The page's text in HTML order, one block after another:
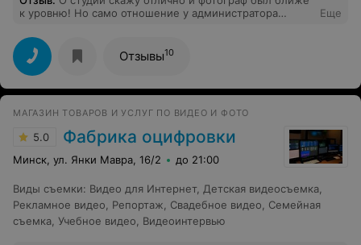
к уровню! Но само отношение у администратора
предупредили,что только 30 фото за час при
стоимости указанной это дорого,и сроки были 3
недели, выслали только через месяц покуда сами не
начали писать! Больше вряд ли обращусь!
Еще
Отзывы10
МАГАЗИН ТОВАРОВ И УСЛУГ ПО ВИДЕО И ФОТО
5.0 Фабрика оцифровки
Минск, ул. Янки Мавра, 16/2 до 21:00
Виды съемки: Видео для Интернет, Детская видеосъемка
Рекламное видео
Репортаж Свадебное видео
Семейная
съемка Учебное видео Видеоинтервью